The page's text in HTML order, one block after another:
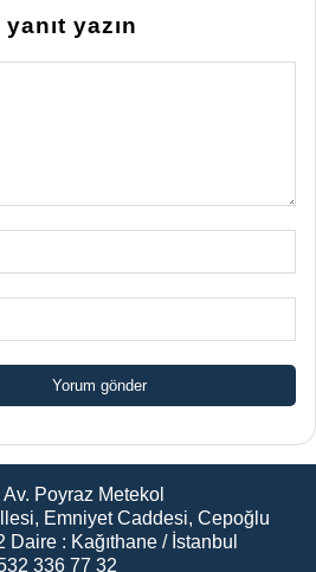
yazın
Av. Poyraz Metekol
Emniyet Caddesi, Cepoğlu
Daire : Kağıthane / İstanbul
336 77 32